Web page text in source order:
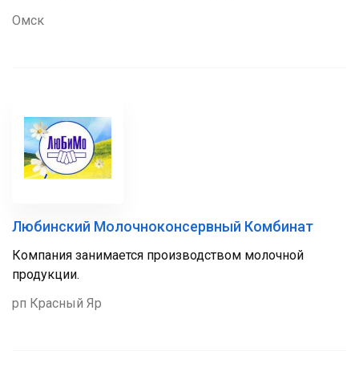
Омск
Любинский Молочноконсервный Комбинат
Компания занимается производством молочной
продукции.
рп Красный Яр